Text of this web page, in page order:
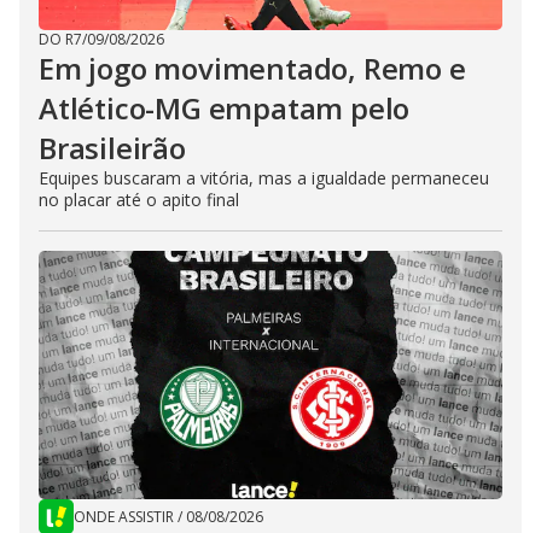
DO R7/09/08/2026
Em jogo movimentado, Remo e
Atlético-MG empatam pelo
Brasileirão
Equipes buscaram a vitória, mas a igualdade permaneceu
no placar até o apito final
ONDE ASSISTIR/ 08/08/2026